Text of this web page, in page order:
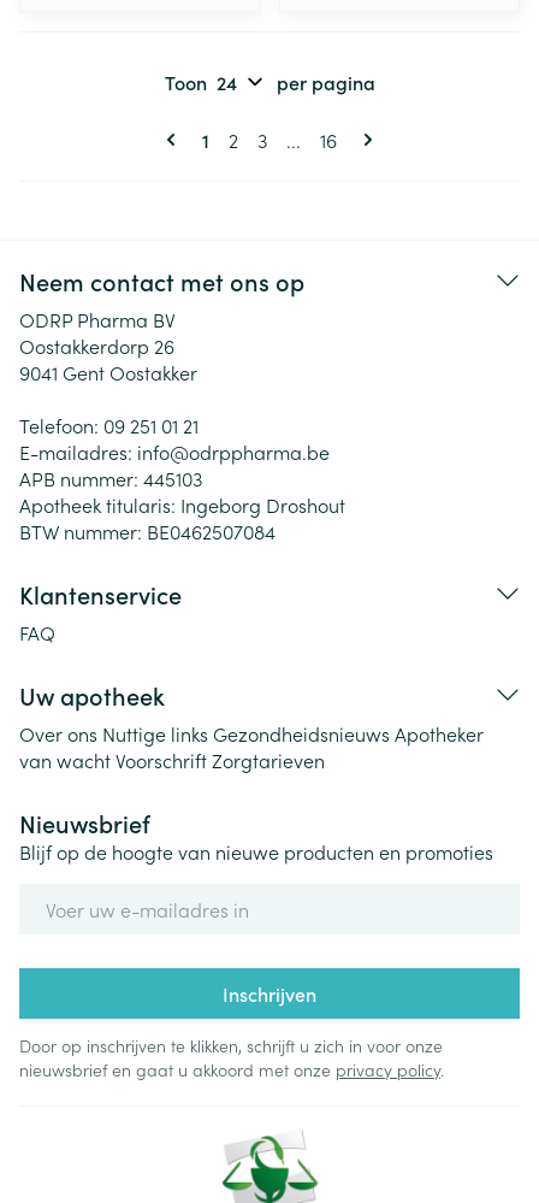
Pagina's
U lees momenteel pagina
1 Pagina
2 Pagina
3 ... Pagina
16
Toon per pagina
Neem contact met ons op
ODRP Pharma BV
Oostakkerdorp 26
9041 Gent Oostakker
Telefoon: 09 251 01 21
E-mailadres: info@odrppharma.be
APB nummer: 445103
Apotheek titularis: Ingeborg Droshout
BTW nummer: BE0462507084
Klantenservice
FAQ
Uw apotheek
Over ons Nuttige links Gezondheidsnieuws Apotheker
van wachtVoorschriftZorgtarieven
Nieuwsbrief
Blijf op de hoogte van nieuwe producten en promoties
Inschrijven
Door op inschrijven te klikken, schrijft u zich in voor onze
nieuwsbrief en gaat u akkoord met onze privacy policy.